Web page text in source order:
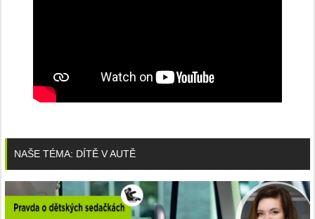
NAŠE TÉMA: DÍTĚ V AUTĚ